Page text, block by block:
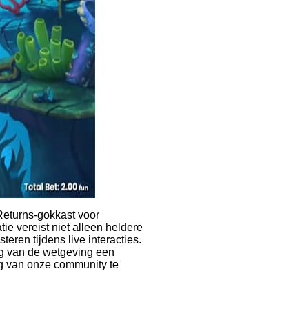
gokkast voor
vereist niet alleen heldere
tijdens live interacties.
van de wetgeving een
van onze community te